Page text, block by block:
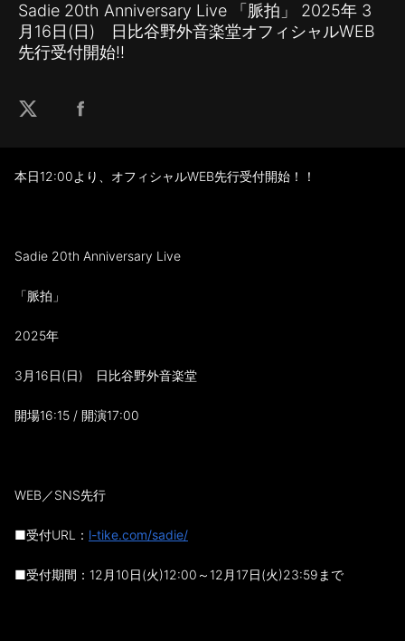
Sadie 20th Anniversary Live 「脈拍」 2025年 3
月16日(日) 日比谷野外音楽堂オフィシャルWEB
先行受付開始!!
本日12:00より、オフィシャルWEB先行受付開始！！
Sadie 20th Anniversary Live
「脈拍」
2025年
3月16日(日) 日比谷野外音楽堂
開場16:15 / 開演17:00
WEB／SNS先行
■受付URL： l-tike.com/sadie/
■受付期間：12月10日(火)12:00～12月17日(火)23:59まで